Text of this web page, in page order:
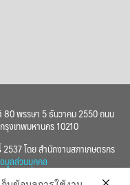
80 พรรษา 5 ธันวาคม 2550 ถนน
งเทพมหานคร 10210
โดย สำนักงานสภาเกษตรกร
มูลส่วนบุคคล